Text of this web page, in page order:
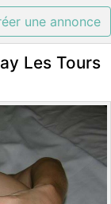
une annonce
Les Tours